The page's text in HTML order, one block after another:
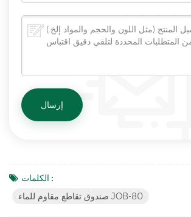
الكلمات :
صندوق تقاطع مقاوم للماء JOB-80